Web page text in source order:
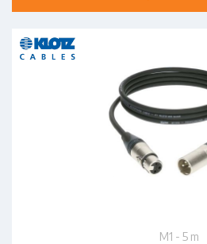
M1 - 5 m